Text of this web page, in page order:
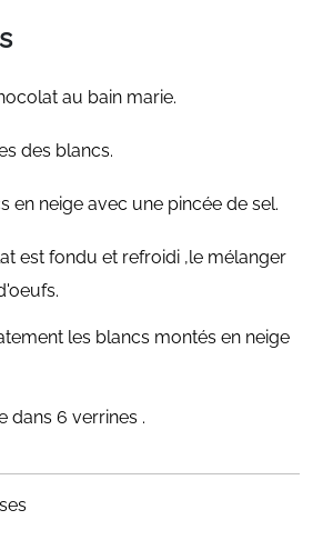
au bain marie.
des blancs.
en neige avec une pincée de sel.
est fondu et refroidi ,le mélanger
les blancs montés en neige
dans 6 verrines .